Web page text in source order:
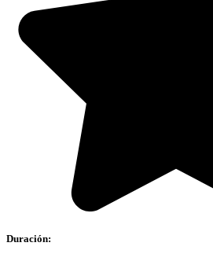
Duración: